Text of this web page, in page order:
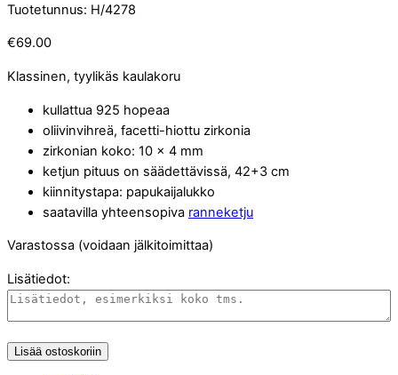
Tuotetunnus: H/4278
€69.00
Klassinen, tyylikäs kaulakoru
kullattua 925 hopeaa
oliivinvihreä, facetti-hiottu zirkonia
zirkonian koko: 10 x 4 mm
ketjun pituus on säädettävissä, 42+3 cm
kiinnitystapa: papukaijalukko
saatavilla yhteensopiva ranneketju
Varastossa (voidaan jälkitoimittaa)
Lisätiedot:
Lisää ostoskoriin